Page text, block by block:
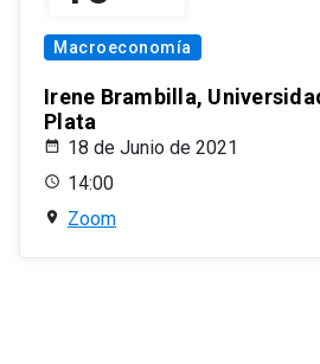
Macroeconomía
Irene Brambilla,
Plata
18 de Junio de 2021
14:00
Zoom